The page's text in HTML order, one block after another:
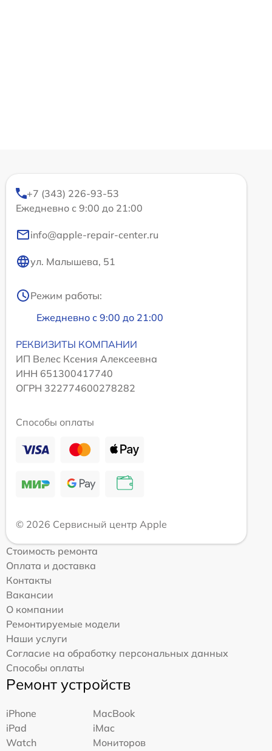
+7 (343) 226-93-53
Ежедневно с 9:00 до 21:00
info@apple-repair-center.ru
ул. Малышева, 51
Режим работы:
Ежедневно с 9:00 до 21:00
РЕКВИЗИТЫ КОМПАНИИ
ИП Велес Ксения Алексеевна
ИНН 651300417740
ОГРН 322774600278282
Способы оплаты
© 2026 Сервисный центр Apple
Стоимость ремонта
Оплата и доставка
Контакты
Вакансии
О компании
Ремонтируемые модели
Наши услуги
Согласие на обработку персональных данных
Способы оплаты
Ремонт устройств
iPhone
MacBook
iPad
iMac
Watch
Мониторов